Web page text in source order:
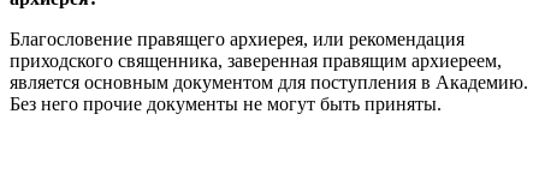
Благословение правящего архиерея, или рекомендация
приходского священника, заверенная правящим архиереем,
является основным документом для поступления в Академию.
Без него прочие документы не могут быть приняты.